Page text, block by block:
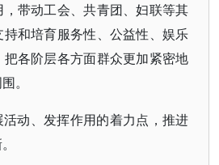
带动工会、共青团、妇联等其
和培育服务性、公益性、娱乐
各阶层各方面群众更加紧密地
。
活动、发挥作用的着力点，推进